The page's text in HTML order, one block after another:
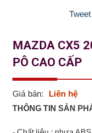
Tweet
MAZDA CX5
PÔ CAO CẤP
Giá bán: Liên hệ
THÔNG TIN SẢN